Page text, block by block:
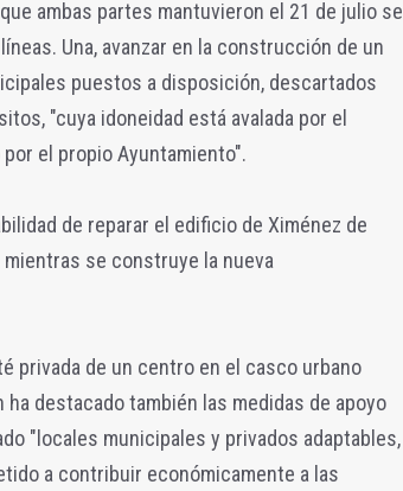
ambas partes mantuvieron el 21 de julio se
Una, avanzar en la construcción de un
puestos a disposición, descartados
"cuya idoneidad está avalada por el
el propio Ayuntamiento".
de reparar el edificio de Ximénez de
mientras se construye la nueva
privada de un centro en el casco urbano
destacado también las medidas de apoyo
"locales municipales y privados adaptables,
a contribuir económicamente a las